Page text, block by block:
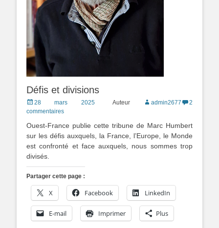
Défis et divisions
Posted
on
28 mars 2025 Auteur admin2677
2
commentaires
Ouest-France publie cette tribune de Marc Humbert
sur les défis auxquels, la France, l’Europe, le Monde
est confronté et face auxquels, nous sommes trop
divisés.
Partager cette page :
X Facebook LinkedIn
E-mail Imprimer Plus